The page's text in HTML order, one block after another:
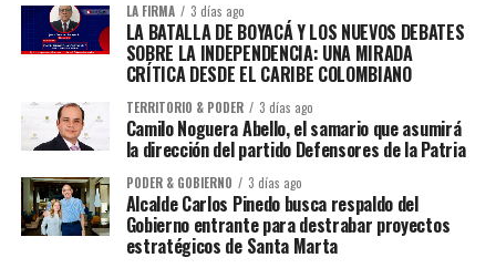
LA FIRMA 3 días ago
LA BATALLA DE BOYACÁ Y LOS NUEVOS DEBATES
SOBRE LA INDEPENDENCIA: UNA MIRADA
CRÍTICA DESDE EL CARIBE COLOMBIANO
TERRITORIO & PODER 3 días ago
Camilo Noguera Abello, el samario que asumirá
la dirección del partido Defensores de la Patria
PODER & GOBIERNO 3 días ago
Alcalde Carlos Pinedo busca respaldo del
Gobierno entrante para destrabar proyectos
estratégicos de Santa Marta